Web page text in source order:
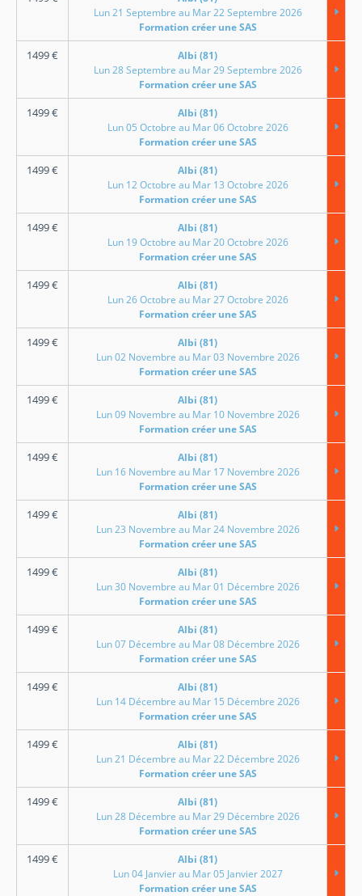
Lun 21 Septembre au Mar 22 Septembre 2026
Formation créer une SAS
1499€
Albi (81)
Lun 28 Septembre au Mar 29 Septembre 2026
Formation créer une SAS
1499€
Albi (81)
Lun 05 Octobre au Mar 06 Octobre 2026
Formation créer une SAS
1499€
Albi (81)
Lun 12 Octobre au Mar 13 Octobre 2026
Formation créer une SAS
1499€
Albi (81)
Lun 19 Octobre au Mar 20 Octobre 2026
Formation créer une SAS
1499€
Albi (81)
Lun 26 Octobre au Mar 27 Octobre 2026
Formation créer une SAS
1499€
Albi (81)
Lun 02 Novembre au Mar 03 Novembre 2026
Formation créer une SAS
1499€
Albi (81)
Lun 09 Novembre au Mar 10 Novembre 2026
Formation créer une SAS
1499€
Albi (81)
Lun 16 Novembre au Mar 17 Novembre 2026
Formation créer une SAS
1499€
Albi (81)
Lun 23 Novembre au Mar 24 Novembre 2026
Formation créer une SAS
1499€
Albi (81)
Lun 30 Novembre au Mar 01 Décembre 2026
Formation créer une SAS
1499€
Albi (81)
Lun 07 Décembre au Mar 08 Décembre 2026
Formation créer une SAS
1499€
Albi (81)
Lun 14 Décembre au Mar 15 Décembre 2026
Formation créer une SAS
1499€
Albi (81)
Lun 21 Décembre au Mar 22 Décembre 2026
Formation créer une SAS
1499€
Albi (81)
Lun 28 Décembre au Mar 29 Décembre 2026
Formation créer une SAS
1499€
Albi (81)
Lun 04 Janvier au Mar 05 Janvier 2027
Formation créer une SAS